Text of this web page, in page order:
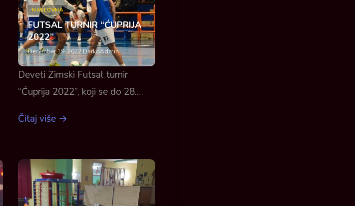
NASLOVNA
FUTSAL TURNIR “ĆUPRIJA
2022”
December 19, 2022·DarkoAdmin
Deveti Zimski Futsal turnir
“Ćuprija 2022”, koji se do 28.…
Čitaj više →